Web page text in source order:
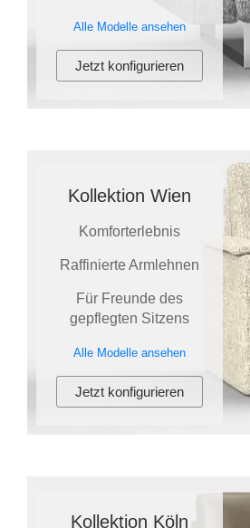
Alle Modelle ansehen
Jetzt konfigurieren
Kollektion Wien
Komforterlebnis
Raffinierte Armlehnen
Für Freunde des
gepflegten Sitzens
Alle Modelle ansehen
Jetzt konfigurieren
Kollektion Köln